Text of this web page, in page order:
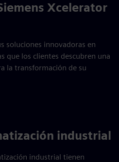
Xcelerator
soluciones innovadoras en
que los clientes descubren una
la transformación de su
industrial
industrial tienen